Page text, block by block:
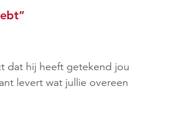
dat hij heeft getekend jou
levert wat jullie overeen